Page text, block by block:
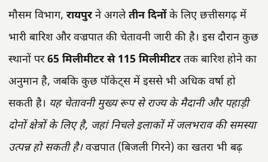
मौसम विभाग, रायपुरने अगलेतीन दिनोंके लिए छत्तीसगढ़ में
भारी बारिश और वज्रपात की चेतावनी जारी की है। इस दौरान कुछ
स्थानों पर65 मिलीमीटर से 115 मिलीमीटरतक बारिश होने का
अनुमान है, जबकि कुछ पॉकेट्स में इससे भी अधिक वर्षा हो
सकती है। यह चेतावनी मुख्य रूप से राज्य के मैदानी और पहाड़ी
दोनों क्षेत्रों के लिए है, जहां निचले इलाकों में जलभराव की समस्या
उत्पन्न हो सकती है।वज्रपात (बिजली गिरने) का खतरा भी बढ़